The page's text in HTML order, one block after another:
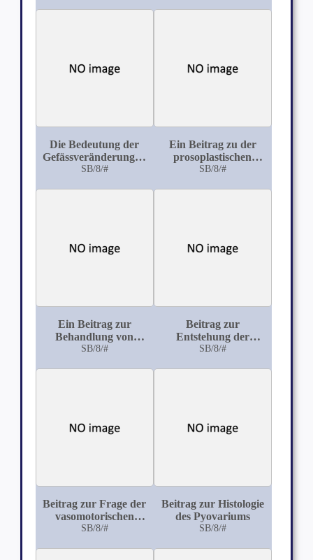
Prognose
Die Bedeutung der
Gefässveränderungen
des Uterus und der
SB/8/#
Ein Beitrag zu der
prosoplastischen
Epithelentartung in
SB/8/#
Ein Beitrag zur
Behandlung von
Pseudarthrosen durch
SB/8/#
Beitrag zur
Entstehung der
Reiskörperchen mit
SB/8/#
Beitrag zur Frage der
vasomotorischen
Neurosen
SB/8/#
Beitrag zur Histologie
des Pyovariums
SB/8/#